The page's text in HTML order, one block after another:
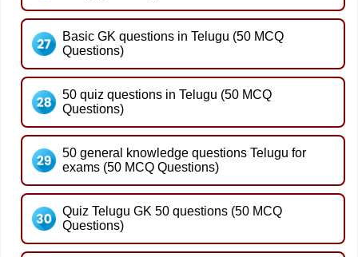
Basic GK questions in Telugu (50 MCQ
Questions)
50 quiz questions in Telugu (50 MCQ
Questions)
50 general knowledge questions Telugu for
exams (50 MCQ Questions)
Quiz Telugu GK 50 questions (50 MCQ
Questions)